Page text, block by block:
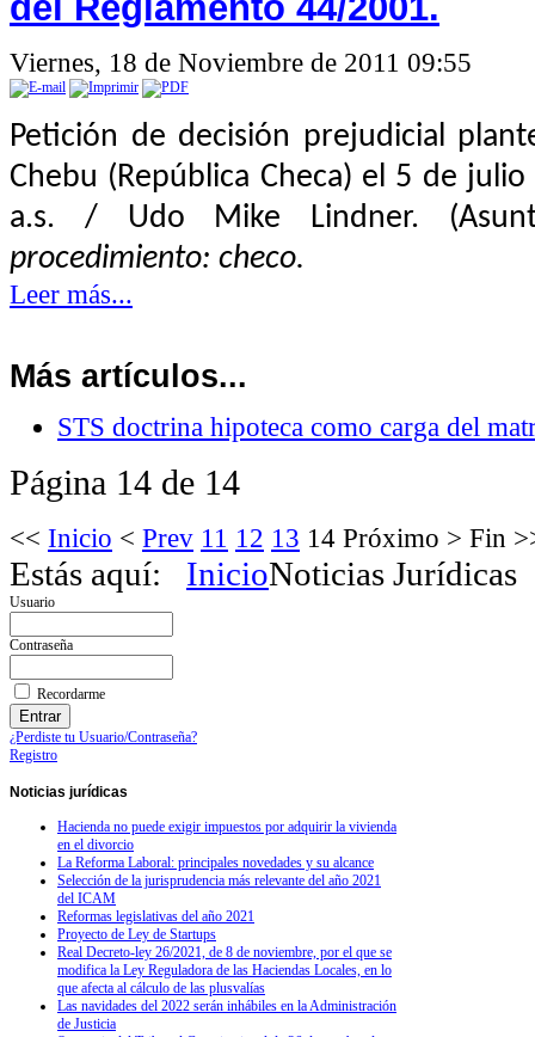
Viernes, 18 de Noviembre de 2011 09:55
Petición de decisión prejudicial
Chebu (República Checa) el 5 de
a.s. / Udo Mike Lindner.
procedimiento: checo.
Leer más...
Más artículos...
STS doctrina hipoteca como carga del
Página 14 de 14
<< Inicio < Prev 11 12 13 14 Próximo > Fin
Estás aquí: InicioNoticias Jurídicas
Usuario
Contraseña
Recordarme
¿Perdiste tu Usuario/Contraseña?
Registro
Noticias jurídicas
Hacienda no puede exigir impuestos por adquirir la vivienda
en el divorcio
La Reforma Laboral: principales novedades y su alcance
Selección de la jurisprudencia más relevante del año 2021
del ICAM
Reformas legislativas del año 2021
Proyecto de Ley de Startups
Real Decreto-ley 26/2021, de 8 de noviembre, por el que se
modifica la Ley Reguladora de las Haciendas Locales, en lo
que afecta al cálculo de las plusvalías
Las navidades del 2022 serán inhábiles en la Administración
de Justicia